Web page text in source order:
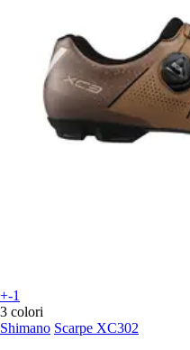
+-1
3 colori
Shimano Scarpe XC302